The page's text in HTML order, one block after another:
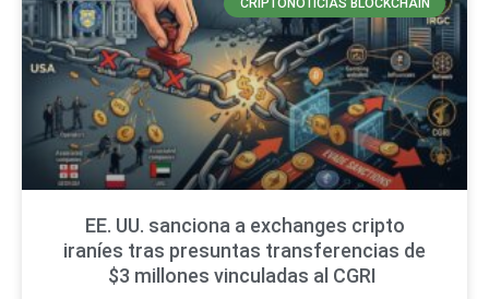
EE. UU. sanciona a exchanges cripto
iraníes tras presuntas transferencias de
$3 millones vinculadas al CGRI